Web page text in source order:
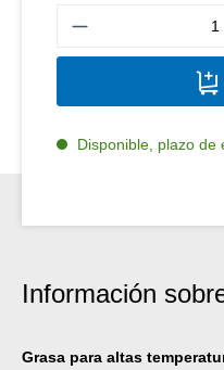
Disponible, plazo de
Información
Grasa para altas